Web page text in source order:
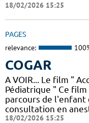
18/02/2026 15:25
PAGES
relevance:
COGAR
A VOIR... Le film "
Pédiatrique " Ce
parcours de l'enfant
consultation en
18/02/2026 15:25